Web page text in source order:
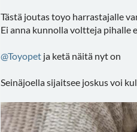
Tästä joutas toyo harrastajalle
Ei anna kunnolla voltteja
@Toyopet ja ketä näitä nyt on
Seinäjoella sijaitsee joskus voi